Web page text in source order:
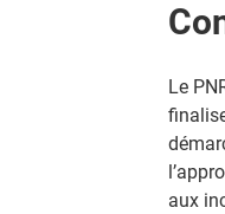
Le
aux